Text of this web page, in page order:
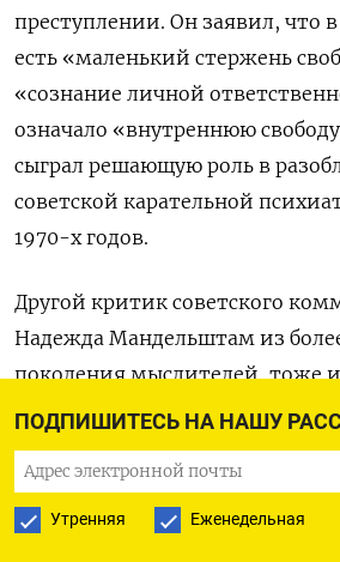
ПОДПИШИТЕСЬ НА НАШУ
Утренняя Еженедельная
преступлении. Он заявил, что
есть «маленький стержень
«сознание личной
означало «внутреннюю
сыграл решающую роль в
советской карательной
1970-х годов.
Другой критик советского
Надежда Мандельштам из
поколения мыслителей, тоже
об ответственности. По ее
отказались от чувства
страну в 1920-е годы, когда
большевистская диктатура.